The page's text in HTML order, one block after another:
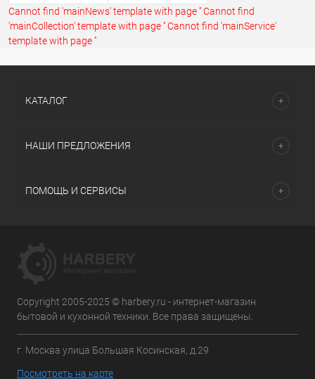
Cannot find 'mainNews' template with page ''Cannot find
'mainCollection' template with page ''Cannot find 'mainService'
template with page ''
КАТАЛОГ
НАШИ ПРЕДЛОЖЕНИЯ
ПОМОЩЬ И СЕРВИСЫ
Copyright 2005-2025 © harbery.ru - интернет-магазин
бытовой и кухонной техники. Все права защищены.
г. Москва улица Большая Косинская, д.29
Посмотреть на карте